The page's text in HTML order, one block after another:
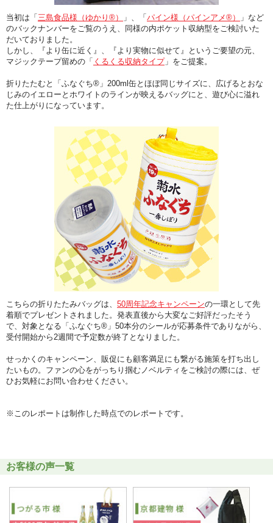
当初は「 三島食品様（ゆかり®） 」、「 パイン様（パインアメ®）
」など
のバックナンバーをご覧のうえ、同様の内ポケット収納型をご検討いた
だいておりました。
しかし、
『より缶に近く』、『より実物に似せて』
というご要望の元、
マジックテープ留めの「 くるくる収納タイプ」をご提案。
折りたたむと「ふなぐち®」200ml缶とほぼ同じサイズに、広げるとおな
じみのイエローとホワイトのラインが映えるバッグにと、遊び心に溢れ
た仕上がりになっています。
こちらの折りたたみバッグは、 50周年記念キャンペーンの一環として先
着順でプレゼントされました。発表直後から大変なご好評だったそう
で、対象となる「ふなぐち®」50本分のシールが応募条件でありながら、
受付開始から2週間で予定数が終了となりました。
せっかくのキャンペーン、販促にも顧客満足にも繋がる施策を打ち出し
たいもの。ファンの心をがっちり掴むノベルティをご検討の際には、ぜ
ひお気軽にお問い合わせください。
※このレポートは制作した時点でのレポートです。
お客様の声一覧